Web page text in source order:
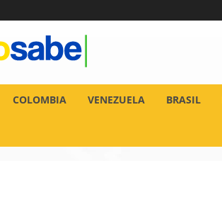
COLOMBIA VENEZUELA BRASIL